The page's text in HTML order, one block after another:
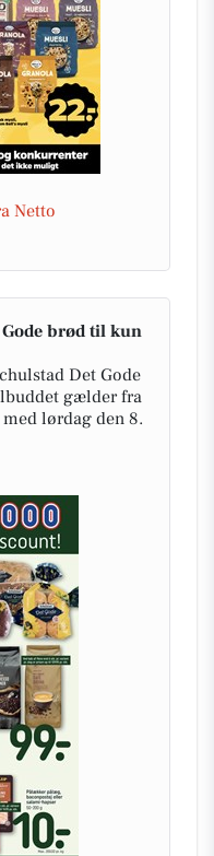
Netto
Gode brød til kun
Det Gode
gælder fra
lørdag den 8.